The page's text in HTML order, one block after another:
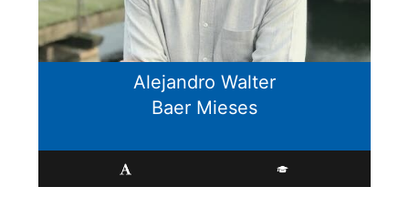
Alejandro Walter
Baer Mieses